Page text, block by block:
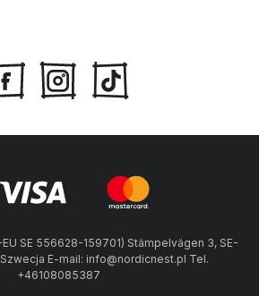
SE 556628-159701) Stämpelvägen 3, SE-
E-mail: info@nordicnest.pl Tel.
+46108085387